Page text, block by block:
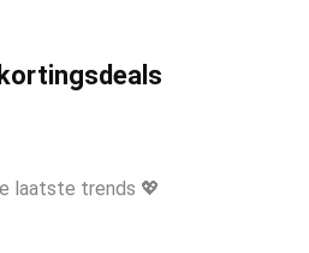
laatste trends 💖